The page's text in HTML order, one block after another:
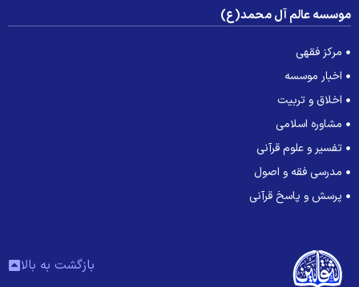
عالم آل محمد(ع)
مرکز فقهی
اخبار موسسه
اخلاق و تربیت
مشاوره اسلامی
تفسیر و علوم قرآنی
مدرسی فقه و اصول
پرسش و پاسخ قرآنی
بازگشت به بالا